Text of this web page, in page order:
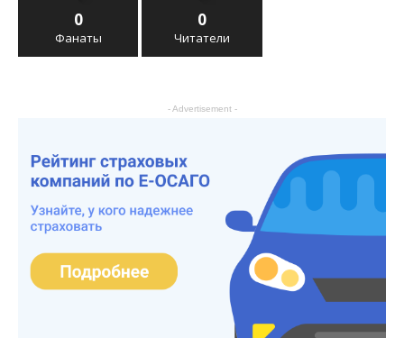
0
Фанаты
0
Читатели
- Advertisement -